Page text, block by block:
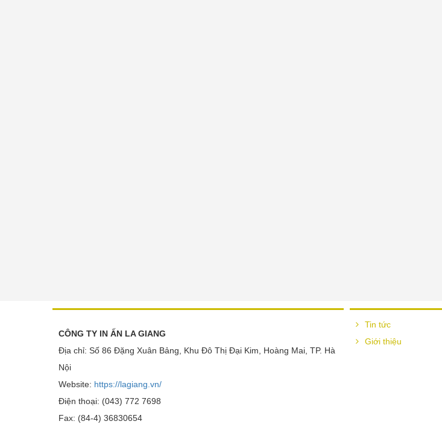
CÔNG TY IN ẤN LA GIANG
Địa chỉ: Số 86 Đặng Xuân Bảng, Khu Đô Thị Đại Kim, Hoàng Mai, TP. Hà
Nội
Website: https://lagiang.vn/
Điện thoại: (043) 772 7698
Fax: (84-4) 36830654
Tin tức
Giới thiệu